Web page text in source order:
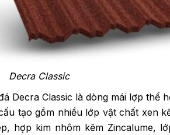
Decra Classic
Decra Classic là dòng mái lợp thế
tạo gồm nhiều lớp vật chất xen
hợp kim nhôm kẽm Zincalume,